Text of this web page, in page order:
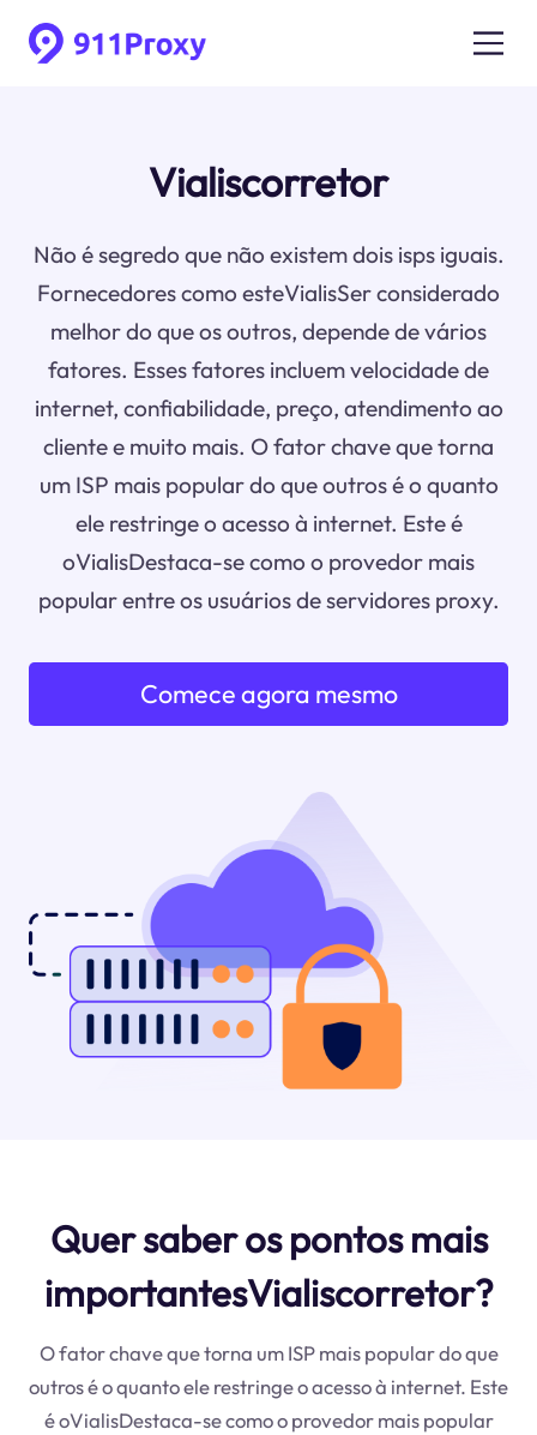
Vialiscorretor
Não é segredo que não existem dois isps iguais.
Fornecedores como esteVialisSer considerado
melhor do que os outros, depende de vários
fatores. Esses fatores incluem velocidade de
internet, confiabilidade, preço, atendimento ao
cliente e muito mais. O fator chave que torna
um ISP mais popular do que outros é o quanto
ele restringe o acesso à internet. Este é
oVialisDestaca-se como o provedor mais
popular entre os usuários de servidores proxy.
Comece agora mesmo
Quer saber os pontos mais
importantesVialiscorretor?
O fator chave que torna um ISP mais popular do que
outros é o quanto ele restringe o acesso à internet. Este
é oVialisDestaca-se como o provedor mais popular